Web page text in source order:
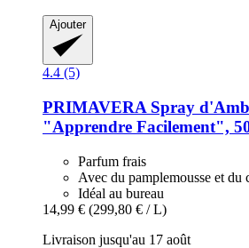
Ajouter
4.4 (5)
PRIMAVERA Spray
"Apprendre Facilement",
Parfum frais
Avec du pamplemousse et du
Idéal au bureau
14,99 € (299,80 € / L)
Livraison jusqu'au 17 août